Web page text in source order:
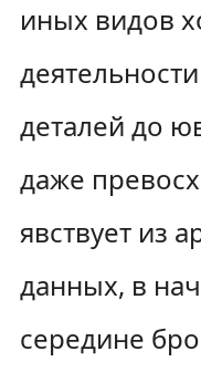
иных видов
деталей до
даже
явствует из
данных, в
середине